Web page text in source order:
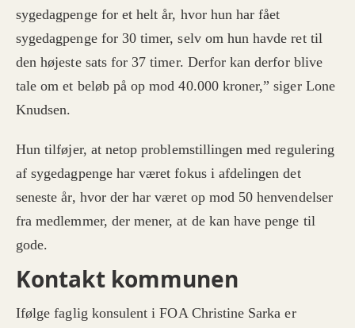
sygedagpenge for et helt år, hvor hun har fået
sygedagpenge for 30 timer, selv om hun havde ret til
den højeste sats for 37 timer. Derfor kan derfor blive
tale om et beløb på op mod 40.000 kroner,” siger Lone
Knudsen.
Hun tilføjer, at netop problemstillingen med regulering
af sygedagpenge har været fokus i afdelingen det
seneste år, hvor der har været op mod 50 henvendelser
fra medlemmer, der mener, at de kan have penge til
gode.
Kontakt kommunen
Ifølge faglig konsulent i FOA Christine Sarka er